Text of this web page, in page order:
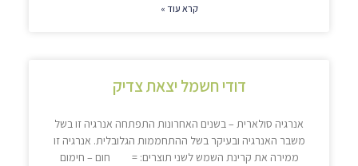
קרא עוד »
דודי חשמל יצאת צדיק
אנרגיה סולארית – בשנים האחרונות התפתחה אנרגיה זו בשל
משבר האנרגיה ובעיקר בשל ההתחממות הגלובלית. אנרגיה זו
ממירה את קרינת השמש לשני תוצרים: = חום – חימום